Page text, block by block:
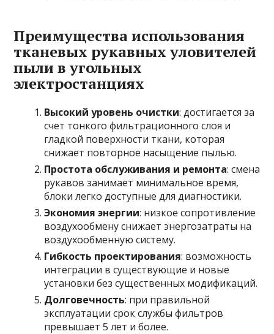
Преимущества использования
тканевых рукавных уловителей
пыли в угольных
электростанциях
Высокий уровень очистки: достигается за
счет тонкого фильтрационного слоя и
гладкой поверхности ткани, которая
снижает повторное насыщение пылью.
Простота обслуживания и ремонта: смена
рукавов занимает минимальное время,
блоки легко доступные для диагностики.
Экономия энергии: низкое сопротивление
воздухообмену снижает энергозатраты на
воздухообменную систему.
Гибкость проектирования: возможность
интеграции в существующие и новые
установки без существенных модификаций.
Долговечность: при правильной
эксплуатации срок службы фильтров
превышает 5 лет и более.